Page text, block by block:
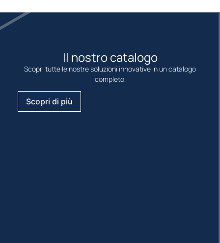
Il nostro catalogo
Scopri tutte le nostre soluzioni innovative in un catalogo
completo.
Scopri di più